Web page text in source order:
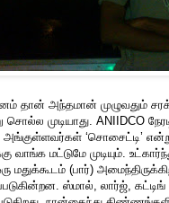
தான் அந்தமான் முழுவதும்
சொல்ல முடியாது. ANIIDCO
அங்குள்ளவர்கள் ‘சொசைட்டி’
மட்டுமே முடியும்.
மதுக்கூடம் (பார்)
ஸ்மால், லார்ஜ்,